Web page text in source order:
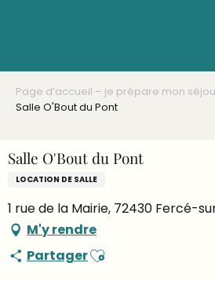
Page d’accueil – je prépare mon
Salle O'Bout du Pont
Salle O'Bout du Pont
LOCATION DE SALLE
1 rue de la Mairie, 72430 Fercé-
M'y rendre
PartagerAjouter aux favoris